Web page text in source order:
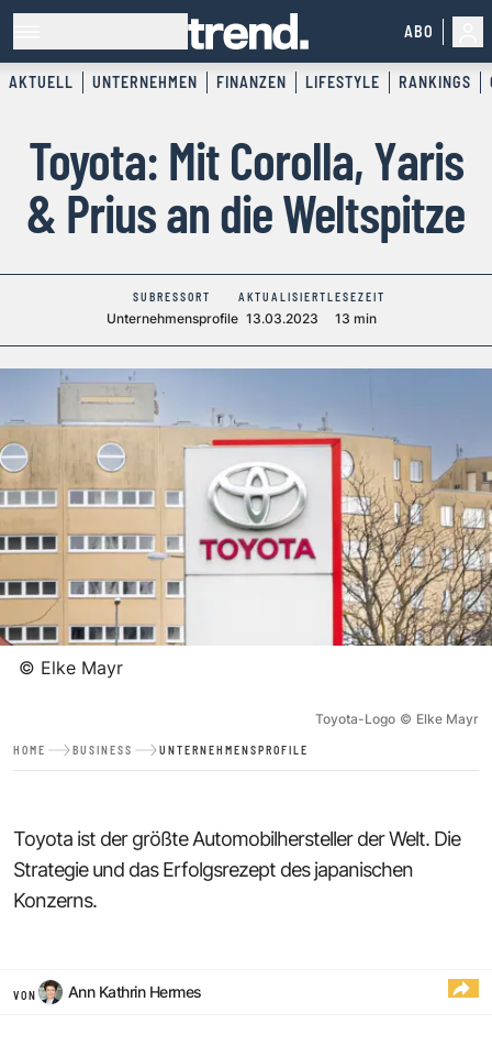
ABO
AKTUELL UNTERNEHMEN FINANZEN LIFESTYLE RANKINGS
Toyota: Mit Corolla, Yaris
& Prius an die Weltspitze
SUBRESSORT
Unternehmensprofile
AKTUALISIERT
13.03.2023
LESEZEIT
13 min
© Elke Mayr
Toyota-Logo © Elke Mayr
HOME BUSINESS UNTERNEHMENSPROFILE
Toyota ist der größte Automobilhersteller der Welt. Die
Strategie und das Erfolgsrezept des japanischen
Konzerns.
VON Ann Kathrin Hermes